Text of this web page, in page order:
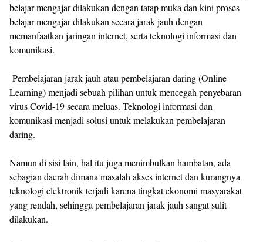
belajar mengajar dilakukan dengan tatap muka dan kini proses
belajar mengajar dilakukan secara jarak jauh dengan
memanfaatkan jaringan internet, serta teknologi informasi dan
komunikasi.
Pembelajaran jarak jauh atau pembelajaran daring (Online
Learning) menjadi sebuah pilihan untuk mencegah penyebaran
virus Covid-19 secara meluas. Teknologi informasi dan
komunikasi menjadi solusi untuk melakukan pembelajaran
daring.
Namun di sisi lain, hal itu juga menimbulkan hambatan, ada
sebagian daerah dimana masalah akses internet dan kurangnya
teknologi elektronik terjadi karena tingkat ekonomi masyarakat
yang rendah, sehingga pembelajaran jarak jauh sangat sulit
dilakukan.